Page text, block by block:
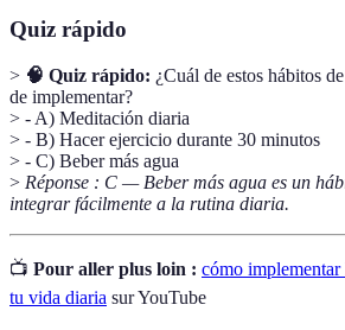
Quiz rápido
> 🧠 Quiz rápido: ¿Cuál de estos hábitos
de implementar?
> - A) Meditación diaria
> - B) Hacer ejercicio durante 30 minutos
> - C) Beber más agua
> Réponse : C — Beber más agua es un
integrar fácilmente a la rutina diaria.
📺 Pour aller plus loin : cómo implementar
tu vida diaria sur YouTube